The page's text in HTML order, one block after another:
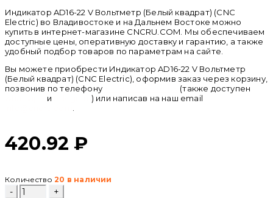
Индикатор AD16-22 V Вольтметр (Белый квадрат) (CNC
Electric) во Владивостоке и на Дальнем Востоке можно
купить в интернет-магазине CNCRU.COM. Мы обеспечиваем
доступные цены, оперативную доставку и гарантию, а также
удобный подбор товаров по параметрам на сайте.
Вы можете приобрести Индикатор AD16-22 V Вольтметр
(Белый квадрат) (CNC Electric), оформив заказ через корзину,
позвонив по телефону
(также доступен
и
) или написав на наш email
420.92₽
Количество 20 в наличии
Количество